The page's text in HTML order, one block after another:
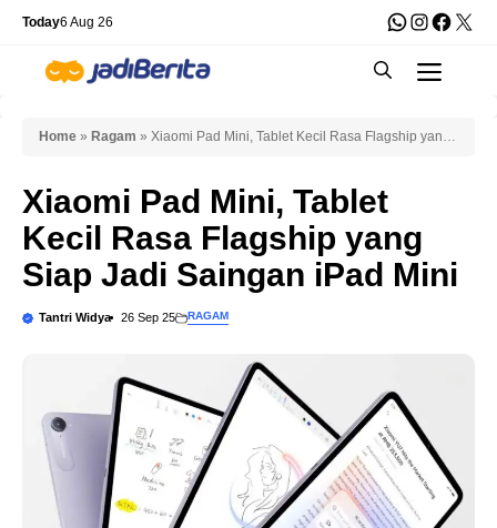
Skip
content
Today6 Aug 26 WhatsApp
X
Home » Ragam » Xiaomi Pad Mini, Tablet Kecil Rasa Flagship yang
Xiaomi Pad Mini, Tablet
Kecil Rasa Flagship yang
Siap Jadi Saingan iPad Mini
Tantri Widya 26 Sep 25 RAGAM